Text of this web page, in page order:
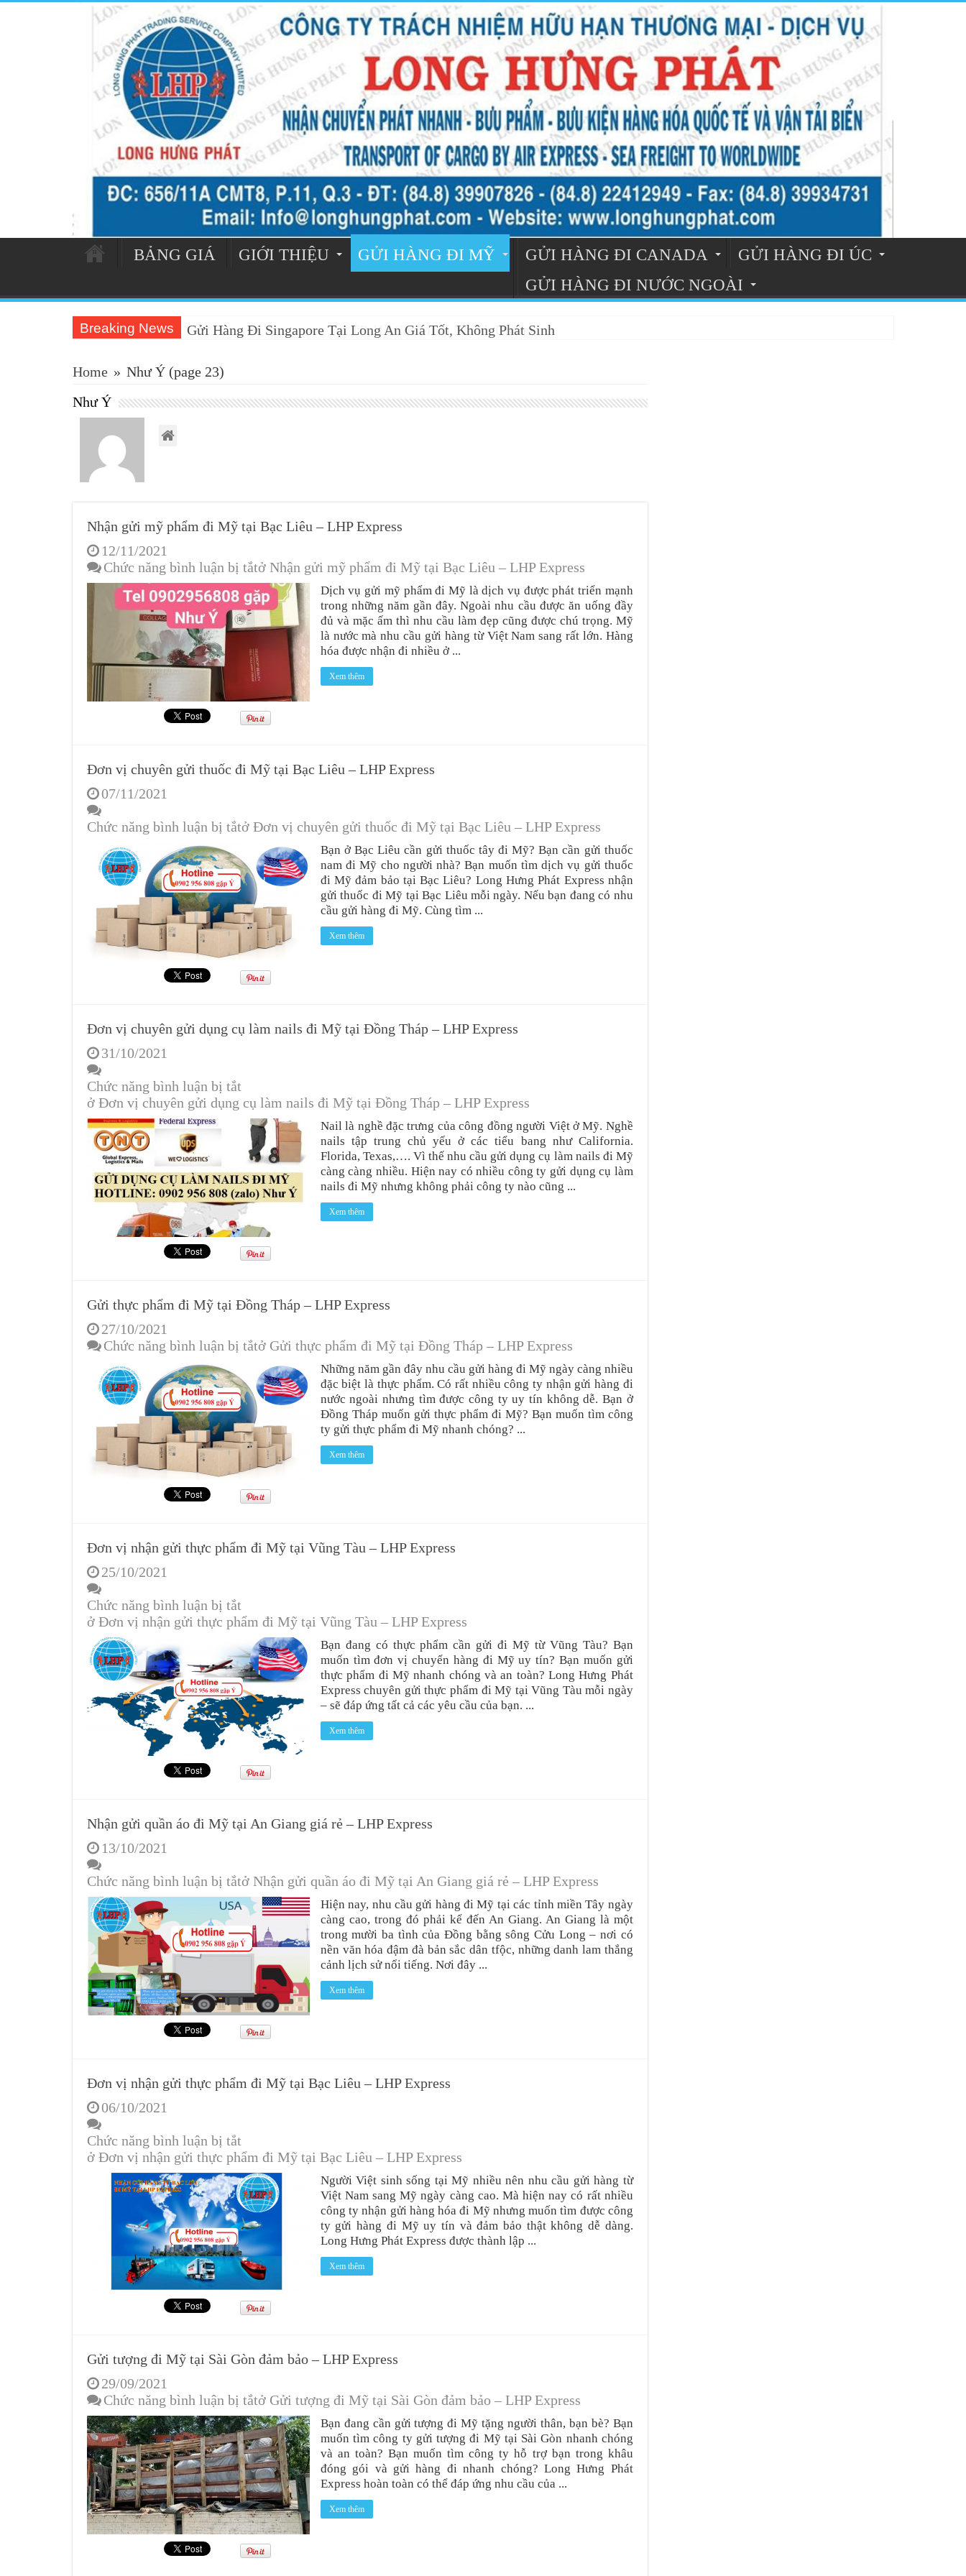
BẢNG GIÁ GIỚI THIỆU GỬI HÀNG ĐI MỸ GỬI HÀNG ĐI CANADA
GỬI HÀNG ĐI ÚC
GỬI HÀNG ĐI NƯỚC NGOÀI
Breaking News Gửi Hàng Đi Singapore Tại Long An Giá Tốt, Không Phát Sinh
Home » Như Ý(page 23)
Như Ý
Nhận gửi mỹ phẩm đi Mỹ tại Bạc Liêu – LHP Express
12/11/2021
Chức năng bình luận bị tắtở Nhận gửi mỹ phẩm đi Mỹ tại Bạc Liêu – LHP Express
Dịch vụ gửi mỹ phẩm đi Mỹ là dịch vụ được phát triển mạnh
trong những năm gần đây. Ngoài nhu cầu được ăn uống đầy
đủ và mặc ấm thì nhu cầu làm đẹp cũng được chú trọng. Mỹ
là nước mà nhu cầu gửi hàng từ Việt Nam sang rất lớn. Hàng
hóa được nhận đi nhiều ở ...
Xem thêm
Đơn vị chuyên gửi thuốc đi Mỹ tại Bạc Liêu – LHP Express
07/11/2021
Chức năng bình luận bị tắtở Đơn vị chuyên gửi thuốc đi Mỹ tại Bạc Liêu – LHP Express
Bạn ở Bạc Liêu cần gửi thuốc tây đi Mỹ? Bạn cần gửi thuốc
nam đi Mỹ cho người nhà? Bạn muốn tìm dịch vụ gửi thuốc
đi Mỹ đảm bảo tại Bạc Liêu? Long Hưng Phát Express nhận
gửi thuốc đi Mỹ tại Bạc Liêu mỗi ngày. Nếu bạn đang có nhu
cầu gửi hàng đi Mỹ. Cùng tìm ...
Xem thêm
Đơn vị chuyên gửi dụng cụ làm nails đi Mỹ tại Đồng Tháp – LHP Express
31/10/2021
Chức năng bình luận bị tắt
ở Đơn vị chuyên gửi dụng cụ làm nails đi Mỹ tại Đồng Tháp – LHP Express
Nail là nghề đặc trưng của công đồng người Việt ở Mỹ. Nghề
nails tập trung chủ yếu ở các tiểu bang như California.
Florida, Texas,…. Vì thế nhu cầu gửi dụng cụ làm nails đi Mỹ
càng càng nhiều. Hiện nay có nhiều công ty gửi dụng cụ làm
nails đi Mỹ nhưng không phải công ty nào cũng ...
Xem thêm
Gửi thực phẩm đi Mỹ tại Đồng Tháp – LHP Express
27/10/2021
Chức năng bình luận bị tắtở Gửi thực phẩm đi Mỹ tại Đồng Tháp – LHP Express
Những năm gần đây nhu cầu gửi hàng đi Mỹ ngày càng nhiều
đặc biệt là thực phẩm. Có rất nhiều công ty nhận gửi hàng đi
nước ngoài nhưng tìm được công ty uy tín không dễ. Bạn ở
Đồng Tháp muốn gửi thực phẩm đi Mỹ? Bạn muốn tìm công
ty gửi thực phẩm đi Mỹ nhanh chóng? ...
Xem thêm
Đơn vị nhận gửi thực phẩm đi Mỹ tại Vũng Tàu – LHP Express
25/10/2021
Chức năng bình luận bị tắt
ở Đơn vị nhận gửi thực phẩm đi Mỹ tại Vũng Tàu – LHP Express
Bạn đang có thực phẩm cần gửi đi Mỹ từ Vũng Tàu? Bạn
muốn tìm đơn vị chuyển hàng đi Mỹ uy tín? Bạn muốn gửi
thực phẩm đi Mỹ nhanh chóng và an toàn? Long Hưng Phát
Express chuyên gửi thực phẩm đi Mỹ tại Vũng Tàu mỗi ngày
– sẽ đáp ứng tất cả các yêu cầu của bạn. ...
Xem thêm
Nhận gửi quần áo đi Mỹ tại An Giang giá rẻ – LHP Express
13/10/2021
Chức năng bình luận bị tắtở Nhận gửi quần áo đi Mỹ tại An Giang giá rẻ – LHP Express
Hiện nay, nhu cầu gửi hàng đi Mỹ tại các tỉnh miền Tây ngày
càng cao, trong đó phải kể đến An Giang. An Giang là một
trong mười ba tình của Đồng bằng sông Cửu Long – nơi có
nền văn hóa đậm đà bản sắc dân tfộc, những danh lam thắng
cảnh lịch sử nổi tiếng. Nơi đây ...
Xem thêm
Đơn vị nhận gửi thực phẩm đi Mỹ tại Bạc Liêu – LHP Express
06/10/2021
Chức năng bình luận bị tắt
ở Đơn vị nhận gửi thực phẩm đi Mỹ tại Bạc Liêu – LHP Express
Người Việt sinh sống tại Mỹ nhiều nên nhu cầu gửi hàng từ
Việt Nam sang Mỹ ngày càng cao. Mà hiện nay có rất nhiều
công ty nhận gửi hàng hóa đi Mỹ nhưng muốn tìm được công
ty gửi hàng đi Mỹ uy tín và đảm bảo thật không dễ dàng.
Long Hưng Phát Express được thành lập ...
Xem thêm
Gửi tượng đi Mỹ tại Sài Gòn đảm bảo – LHP Express
29/09/2021
Chức năng bình luận bị tắtở Gửi tượng đi Mỹ tại Sài Gòn đảm bảo – LHP Express
Bạn đang cần gửi tượng đi Mỹ tặng người thân, bạn bè? Bạn
muốn tìm công ty gửi tượng đi Mỹ tại Sài Gòn nhanh chóng
và an toàn? Bạn muốn tìm công ty hỗ trợ bạn trong khâu
đóng gói và gửi hàng đi nhanh chóng? Long Hưng Phát
Express hoàn toàn có thể đáp ứng nhu cầu của ...
Xem thêm